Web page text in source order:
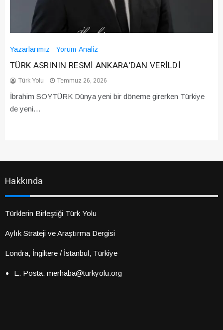
Yazarlarımız Yorum-Analiz
TÜRK ASRININ RESMİ ANKARA’DAN VERİLDİ
Türk Yolu Temmuz 26, 2026
İbrahim SOYTÜRK Dünya yeni bir döneme girerken Türkiye
de yeni…
Hakkında
Türklerin Birleştiği Türk Yolu
Aylık Strateji ve Araştırma Dergisi
Londra, İngiltere / İstanbul, Türkiye
E. Posta: merhaba@turkyolu.org